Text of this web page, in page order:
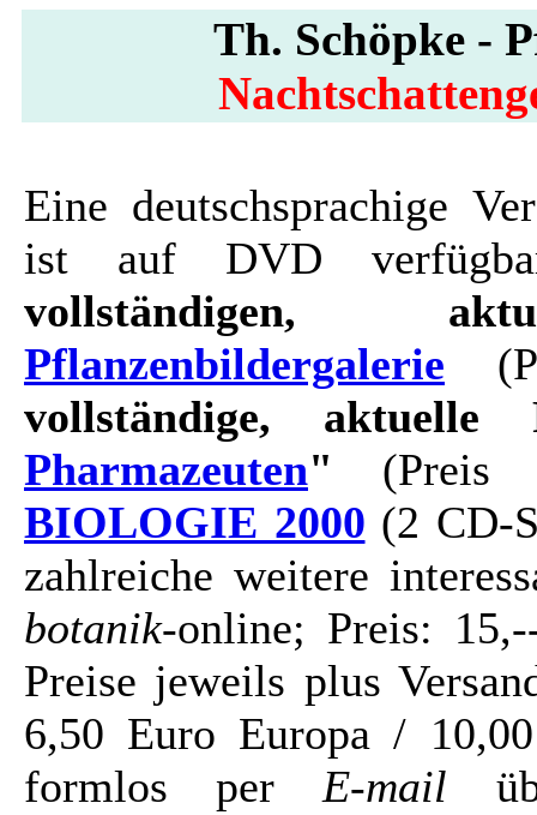
Th. Schöpke -
Eine deutschsprachige
ist auf DVD
vollständigen,
Pflanzenbildergalerie
vollständige, aktuelle
Pharmazeuten" (Preis
BIOLOGIE 2000 (2 CD-
zahlreiche weitere
botanik-online; Preis:
Preise jeweils plus
6,50 Euro Europa /
formlos perE-mail